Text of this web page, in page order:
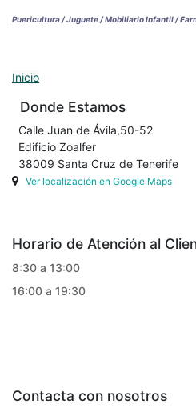
Puericultura / Juguete / Mobiliario Infantil /
Inicio
Donde Estamos
Calle Juan de Ávila,50-52
Edificio Zoalfer
38009 Santa Cruz de Tenerife
Ver localización en Google Maps
Horario de Atención al
8:30 a 13:00
16:00 a 19:30
Contacta con nosotros